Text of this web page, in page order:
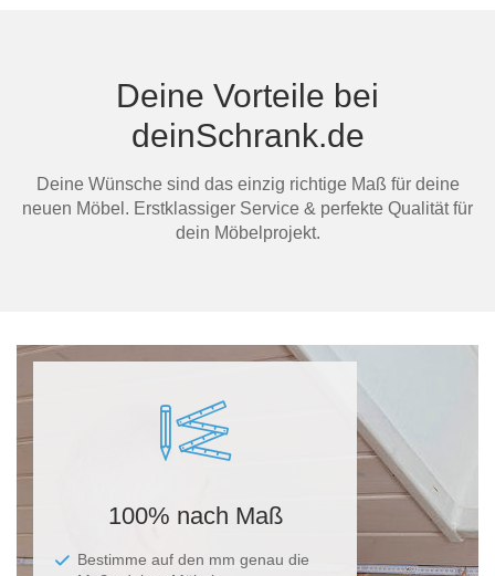
Deine Vorteile bei
deinSchrank.de
Deine Wünsche sind das einzig richtige Maß für deine
neuen Möbel. Erstklassiger Service & perfekte Qualität für
dein Möbelprojekt.
100% nach Maß
Bestimme auf den mm genau die